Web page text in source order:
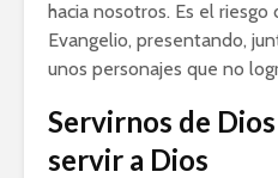
hacia nosotros. Es el
Evangelio, presentando,
unos personajes que no
Servirnos de
servir a Dios